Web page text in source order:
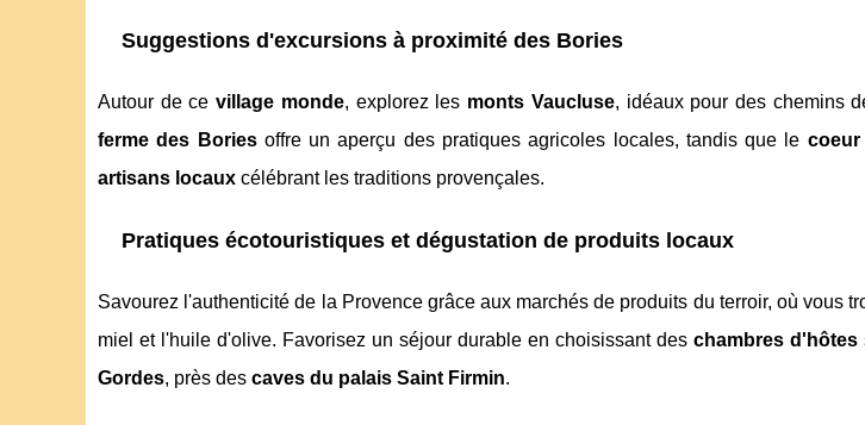
Suggestions d'excursions à proximité des Bories
Autour de cevillage monde, explorez les monts Vaucluse, idéaux pour des chemins
ferme des Boriesoffre un aperçu des pratiques agricoles locales, tandis que le coeur
artisans locaux célébrant les traditions provençales.
Pratiques écotouristiques et dégustation de produits locaux
Savourez l'authenticité de la Provence grâce aux marchés de produits du terroir, où vous
miel et l'huile d'olive. Favorisez un séjour durable en choisissant des chambres d'hôtes
Gordes, près des caves du palais Saint Firmin.